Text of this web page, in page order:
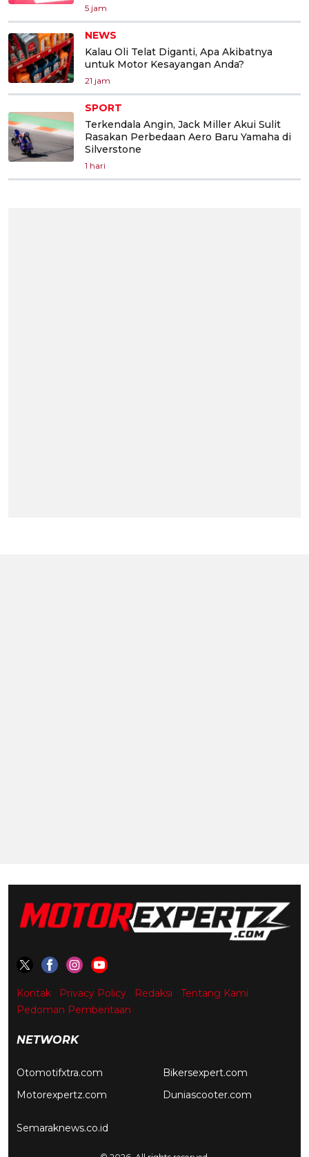
5 jam
NEWS
Kalau Oli Telat Diganti, Apa Akibatnya
untuk Motor Kesayangan Anda?
21 jam
SPORT
Terkendala Angin, Jack Miller Akui Sulit
Rasakan Perbedaan Aero Baru Yamaha di
Silverstone
1 hari
Kontak Privacy Policy Redaksi
Tentang Kami
Pedoman Pemberitaan
NETWORK
Otomotifxtra.com
Motorexpertz.com
Bikersexpert.com
Duniascooter.com
Semaraknews.co.id